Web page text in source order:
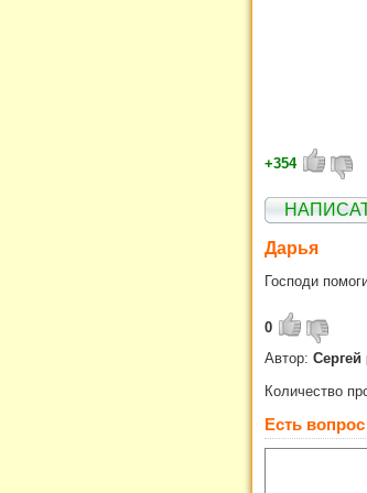
+354
Дарья
Господи
0
Автор: Сергей
Количество
Есть